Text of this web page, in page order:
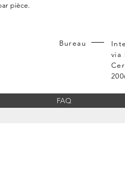
pièce.
Bureau
via
FAQ